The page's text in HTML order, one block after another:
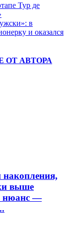
Тур де
в
и оказался
ОТ АВТОРА
накопления,
выше
нюанс —